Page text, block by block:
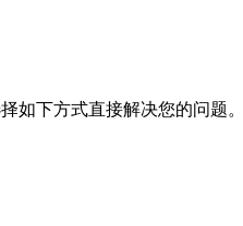
如下方式直接解决您的问题。